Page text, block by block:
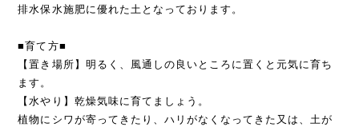
排水保水施肥に優れた土となっております。
■育て方■
【置き場所】明るく、風通しの良いところに置くと元気に育ち
ます。
【水やり】乾燥気味に育てましょう。
植物にシワが寄ってきたり、ハリがなくなってきた又は、土が